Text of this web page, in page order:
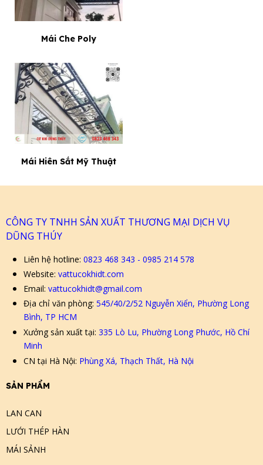
Mái Che Poly
Mái Hiên Sắt Mỹ Thuật
CÔNG TY TNHH SẢN XUẤT THƯƠNG MẠI DỊCH VỤ
DŨNG THÚY
Liên hệ hotline: 0823 468 343 - 0985 214 578
Website: vattucokhidt.com
Email: vattucokhidt@gmail.com
Địa chỉ văn phòng: 545/40/2/52 Nguyễn Xiển, Phường Long
Bình, TP HCM
Xưởng sản xuất tại: 335 Lò Lu, Phường Long Phước, Hồ Chí
Minh
CN tại Hà Nội: Phùng Xá, Thạch Thất, Hà Nội
SẢN PHẨM
LAN CAN
LƯỚI THÉP HÀN
MÁI SẢNH